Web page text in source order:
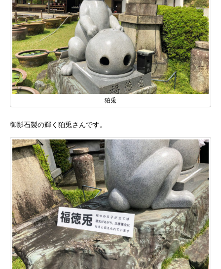
狛兎
御影石製の輝く狛兎さんです。